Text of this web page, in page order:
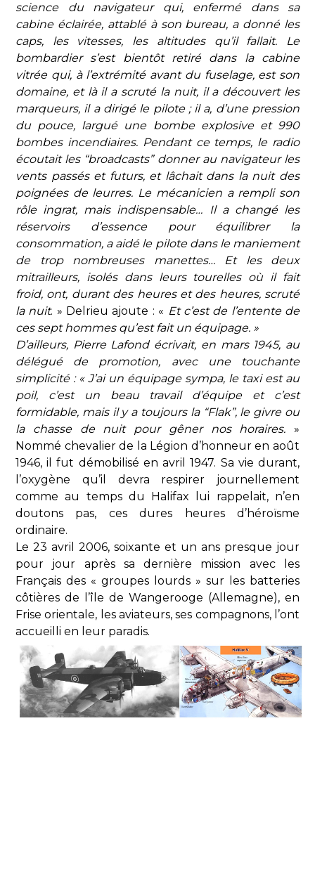
science du navigateur qui, enfermé dans sa
cabine éclairée, attablé à son bureau, a donné les
caps, les vitesses, les altitudes qu’il fallait. Le
bombardier s’est bientôt retiré dans la cabine
vitrée qui, à l’extrémité avant du fuselage, est son
domaine, et là il a scruté la nuit, il a découvert les
marqueurs, il a dirigé le pilote ; il a, d’une pression
du pouce, largué une bombe explosive et 990
bombes incendiaires. Pendant ce temps, le radio
écoutait les “broadcasts” donner au navigateur les
vents passés et futurs, et lâchait dans la nuit des
poignées de leurres. Le mécanicien a rempli son
rôle ingrat, mais indispensable… Il a changé les
réservoirs d’essence pour équilibrer la
consommation, a aidé le pilote dans le maniement
de trop nombreuses manettes… Et les deux
mitrailleurs, isolés dans leurs tourelles où il fait
froid, ont, durant des heures et des heures, scruté
la nuit. » Delrieu ajoute : « Et c’est de l’entente de
ces sept hommes qu’est fait un équipage. »
D’ailleurs, Pierre Lafond écrivait, en mars 1945, au
délégué de promotion, avec une touchante
simplicité : « J’ai un équipage sympa, le taxi est au
poil, c’est un beau travail d’équipe et c’est
formidable, mais il y a toujours la “Flak”, le givre ou
la chasse de nuit pour gêner nos horaires. »
Nommé chevalier de la Légion d’honneur en août
1946, il fut démobilisé en avril 1947. Sa vie durant,
l’oxygène qu’il devra respirer journellement
comme au temps du Halifax lui rappelait, n’en
doutons pas, ces dures heures d’héroïsme
ordinaire.
Le 23 avril 2006, soixante et un ans presque jour
pour jour après sa dernière mission avec les
Français des « groupes lourds » sur les batteries
côtières de l’île de Wangerooge (Allemagne), en
Frise orientale, les aviateurs, ses compagnons, l’ont
accueilli en leur paradis.